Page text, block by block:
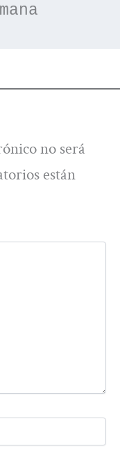
no será
están